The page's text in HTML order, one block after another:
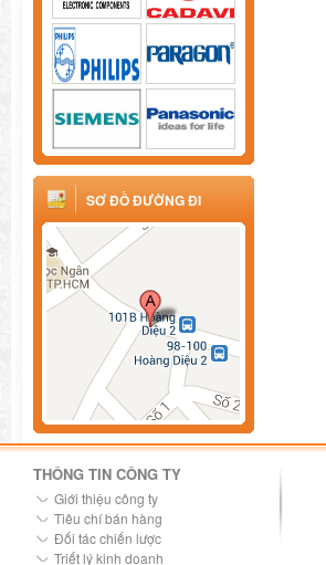
SƠ ĐỒ ĐƯỜNG ĐI
THÔNG TIN CÔNG TY
Giới thiệu công ty
Tiêu chí bán hàng
Đối tác chiến lược
Triết lý kinh doanh